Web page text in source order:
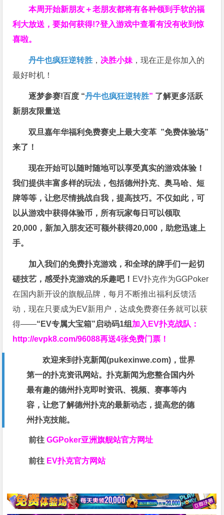
本周开始新朋友＋老朋友都将有各种领到手软的福
利大放送，要如何获得!?登入游戏中查看有没有收到惊
喜啦。
丹牛也疯狂逆转胜，决胜小妹，现在正是你加入的
最好时机！
逐梦参赛!百度 “丹牛也疯狂逆转胜” 了解更多活跃
新朋友限量送
双旦嘉年华福利免费赛史上最大变革 ”免费体验场”
来了！
现在开始可以随时随地可以享受真实的游戏体验！
我们提供丰富多样的玩法，包括德州扑克、奥马哈、短
牌等等，让您尽情挑战自我，提高技巧。不仅如此，可
以从游戏中获得体验币，所有玩家每日可以领取
20,000，新加入朋友还可额外获得20,000，助您迅速上
手。
加入我们的免费扑克游戏，和全球的牌手们一起切
磋技艺，感受扑克游戏的乐趣吧！ EV扑克作为GGPoker
在国内新开设的旗舰品牌，每月不断推出福利反馈活
动，现在只要成为EV新用户，达成免费赛任务就可以获
得——“EV专属大宝箱”启动码1组加入EV扑克战队：
http://evpk8.com/96088再送4张免费门票！
欢迎来到扑克新闻(pukexinwe.com)，世界
第一的扑克资讯网站。扑克新闻为您整合国内外
最有趣的德州扑克即时资讯、视频、赛事等内
容，让您了解德州扑克的最新动态，提高您的德
州扑克技能。
前往GGPoker亚洲旗舰站官方网址
前往 EV扑克官方网站